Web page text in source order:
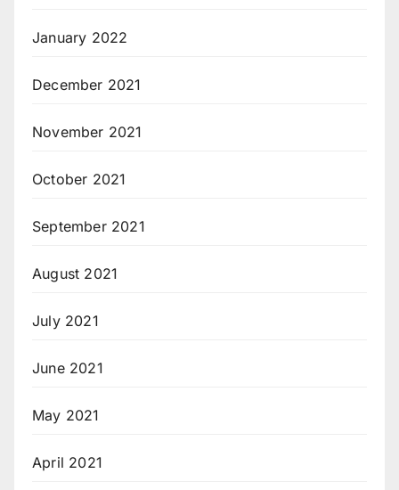
January 2022
December 2021
November 2021
October 2021
September 2021
August 2021
July 2021
June 2021
May 2021
April 2021